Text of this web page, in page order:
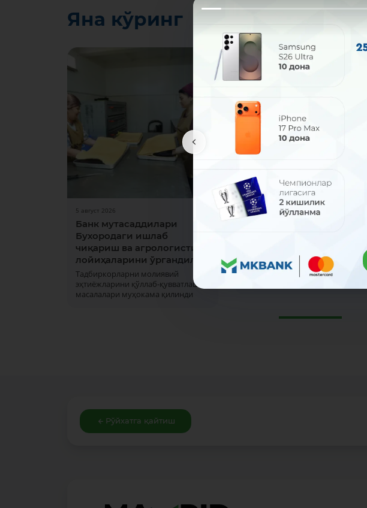
Яна кўринг
5 август 2026
Банк мутасаддилари
Бухородаги ишлаб
чиқариш ва агрологистика
лойиҳаларини ўргандилар
Тадбиркорларни молиявий
эҳтиёжларини қўллаб-қувватлаш
масалалари муҳокама қилинди
31 июл 2026
1 ва 2 август (шанба ва якшанба)
кунлари айрим навбатчи банк
офислари ва хизмат кўрсатиш
марказлари ишлайди.
Рўйхатга қайтиш